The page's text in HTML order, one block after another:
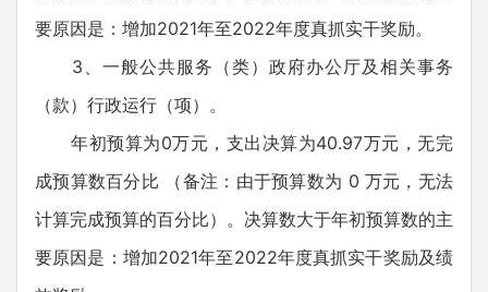
要原因是：增加2021年至2022年度真抓实干奖励。
3、一般公共服务（类）政府办公厅及相关事务
（款）行政运行（项）。
年初预算为0万元，支出决算为40.97万元，无完
成预算数百分比 （备注：由于预算数为 0 万元，无法
计算完成预算的百分比）。决算数大于年初预算数的主
要原因是：增加2021年至2022年度真抓实干奖励及绩